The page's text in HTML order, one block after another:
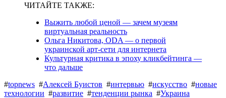
ЧИТАЙТЕ ТАКЖЕ:
Выжить любой ценой — зачем музеям
виртуальная реальность
Ольга Никитова, ODA — о первой
украинской арт-сети для интернета
Культурная критика в эпоху кликбейтинга —
что дальше
#topnews #Алексей Буистов #интервью #искусство #новые
технологии #развитие #тенденции рынка #Украина